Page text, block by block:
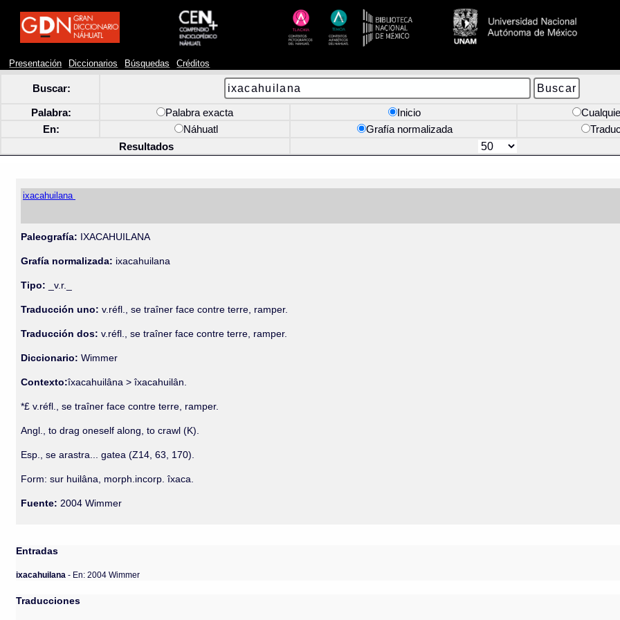
Presentación Diccionarios Búsquedas Créditos
Buscar:
Palabra: Palabra exacta Inicio
En:
Náhuatl Grafía normalizada
Resultados
ixacahuilana
Paleografía: IXACAHUILANA
Grafía normalizada: ixacahuilana
Tipo: _v.r._
Traducción uno: v.réfl., se traîner face contre terre, ramper.
Traducción dos: v.réfl., se traîner face contre terre, ramper.
Diccionario:Wimmer
Contexto:îxacahuilâna > îxacahuilân.
*£ v.réfl., se traîner face contre terre, ramper.
Angl., to drag oneself along, to crawl (K).
Esp., se arastra... gatea (Z14, 63, 170).
Form: sur huilâna, morph.incorp. îxaca.
Fuente: 2004 Wimmer
Entradas
ixacahuilana- En: 2004 Wimmer
Traducciones